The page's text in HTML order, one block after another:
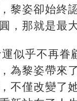
黎姿卻始終
，那就是最
似乎不再眷
為黎姿帶來
不僅改變了